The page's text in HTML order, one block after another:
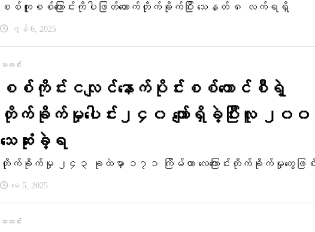
စစ်ကူစစ်​ကြောင်းကိုပါဖြတ်​တောက်တိုက်ခိုက်ပြီး ​သေနတ် ၈ လက်ရရှိ
ဇွန် 6, 2025
သတင်း
စစ်ကိုင်းငလျင်နောက်ပိုင်းစစ်ကောင်စီရဲ့
တိုက်ခိုက်မှုပေါင်း၂၄၀ ကျော်ရှိခဲ့ပြီးလူ ၂၀၀ က
သေဆုံးခဲ့ရ
တိုက်ခိုက်မှု ၂၄၃ ခုထဲမှာ ၁၇၁ ကြိမ်ဟာ လေကြောင်းတိုက်ခိုက်မှုတွေဖြ
မေ 5, 2025
သတင်း